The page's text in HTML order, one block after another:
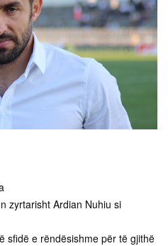
zyrtarisht Ardian Nuhiu si
sfidë e rëndësishme për të gjithë